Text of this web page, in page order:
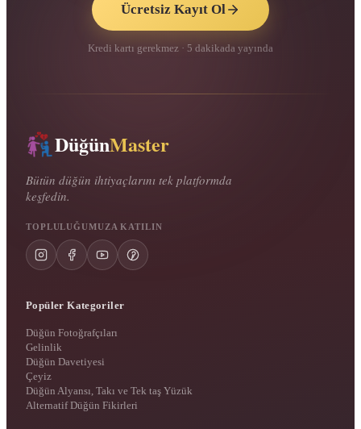
Ücretsiz Kayıt Ol
Kredi kartı gerekmez · 5 dakikada yayında
DüğünMaster
Bütün düğün ihtiyaçlarını tek platformda
keşfedin.
TOPLULUĞUMUZA KATILIN
Popüler Kategoriler
Düğün Fotoğrafçıları
Gelinlik
Düğün Davetiyesi
Çeyiz
Düğün Alyansı, Takı ve Tek taş Yüzük
Alternatif Düğün Fikirleri